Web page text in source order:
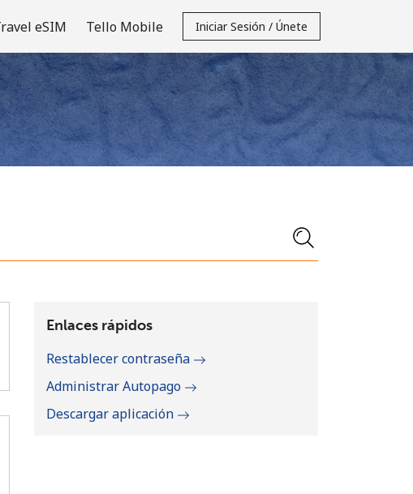
eSIM Tello Mobile Iniciar Sesión / Únete
Enlaces rápidos
Restablecer contraseña
Administrar Autopago
Descargar aplicación